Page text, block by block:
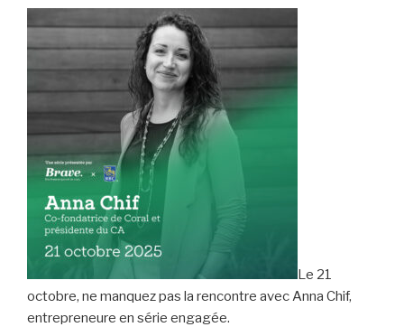
Le 21
octobre, ne manquez pas la rencontre avec Anna Chif,
entrepreneure en série engagée.